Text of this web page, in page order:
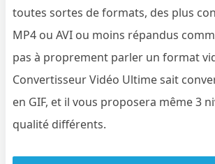
toutes sortes de formats, des plus
MP4 ou AVI ou moins répandus
pas à proprement parler un format
Convertisseur Vidéo Ultime sait
en GIF, et il vous proposera même 3
qualité différents.